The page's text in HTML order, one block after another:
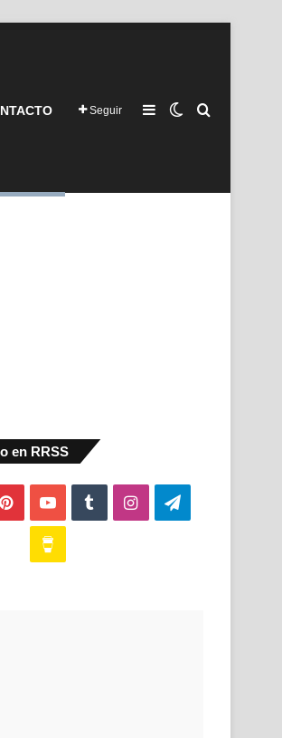
Seguir Barra lateral
Switch skin
en RRSS
PinterestYouTubeTumblrInstagramTelegram